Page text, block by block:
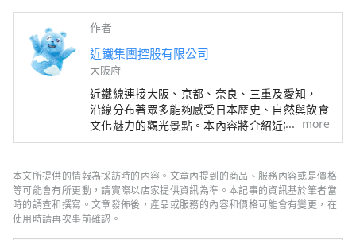
作者
近鐵集團控股有限公司
大阪府
近鐵線連接大阪、京都、奈良、三重及愛知，
沿線分布著眾多能夠感受日本歷史、自然與飲食
文化魅力的觀光景點。本內容將介紹近鐵沿線的
精選觀光景點，並提供推薦餐廳與飯店資訊，
來更多便利與靈感。封面照片為三重縣的英虞
灣。 這裡被譽為珍珠的故鄉，大小島嶼交織出
的寧靜海灣景色令人心曠神怡，非常推薦搭乘遊
船，悠閒地感受這片溫柔的海上風光。
more
本文所提供的情報為採訪時的內容。文章內提到的商品、服務內容或是價格
等可能會有所更動，請實際以店家提供資訊為準。本記事的資訊基於筆者當
時的調查和撰寫。文章發佈後，產品或服務的內容和價格可能會有變更，在
使用時請再次事前確認。